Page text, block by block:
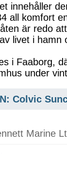
innehåller
all komfort
är redo
livet i hamn
i Faaborg,
under
Colvic
Marine